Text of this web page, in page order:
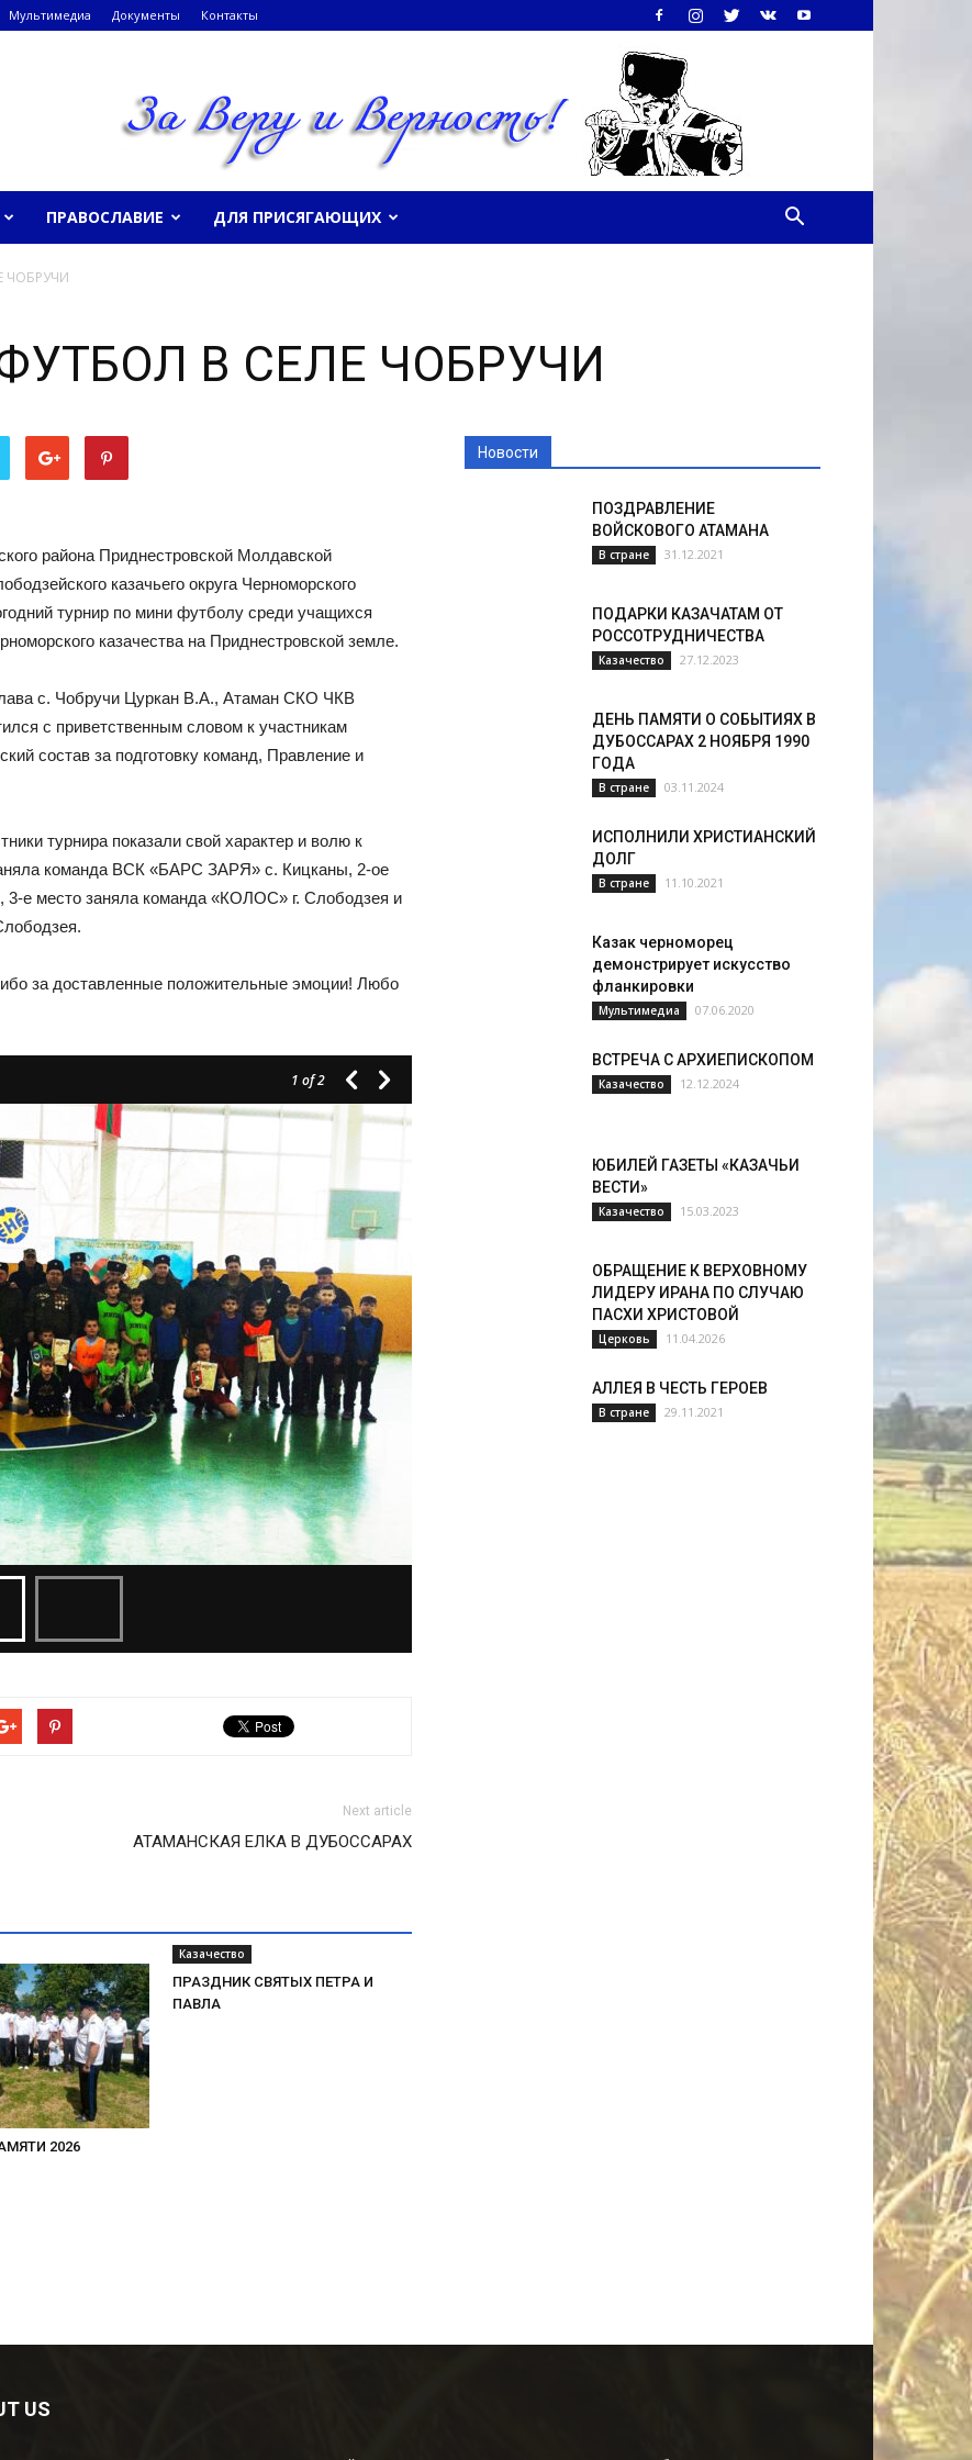
Мультимедиа Документы Контакты
ПРАВОСЛАВИЕ ДЛЯ ПРИСЯГАЮЩИХ
ЧОБРУЧИ
В СЕЛЕ ЧОБРУЧИ
района Приднестровской Молдавской
казачьего округа Черноморского
турнир по мини футболу среди учащихся
казачества на Приднестровской земле.
с. Чобручи Цуркан В.А., Атаман СКО ЧКВ
с приветственным словом к участникам
состав за подготовку команд, Правление и
турнира показали свой характер и волю к
команда ВСК «БАРС ЗАРЯ» с. Кицканы, 2-ое
е место заняла команда «КОЛОС» г. Слободзея и
за доставленные положительные эмоции! Любо
1 of 2
Next article
АТАМАНСКАЯ ЕЛКА В ДУБОССАРАХ
2026
Казачество
ПРАЗДНИК СВЯТЫХ ПЕТРА И
ПАВЛА
Новости
ПОЗДРАВЛЕНИЕ
ВОЙСКОВОГО АТАМАНА
В стране 31.12.2021
ПОДАРКИ КАЗАЧАТАМ ОТ
РОССОТРУДНИЧЕСТВА
Казачество 27.12.2023
ДЕНЬ ПАМЯТИ О СОБЫТИЯХ В
ДУБОССАРАХ 2 НОЯБРЯ 1990
ГОДА
В стране 03.11.2024
ИСПОЛНИЛИ ХРИСТИАНСКИЙ
ДОЛГ
В стране 11.10.2021
Казак черноморец
демонстрирует искусство
фланкировки
Мультимедиа 07.06.2020
ВСТРЕЧА С АРХИЕПИСКОПОМ
Казачество 12.12.2024
ЮБИЛЕЙ ГАЗЕТЫ «КАЗАЧЬИ
ВЕСТИ»
Казачество 15.03.2023
ОБРАЩЕНИЕ К ВЕРХОВНОМУ
ЛИДЕРУ ИРАНА ПО СЛУЧАЮ
ПАСХИ ХРИСТОВОЙ
Церковь 11.04.2026
АЛЛЕЯ В ЧЕСТЬ ГЕРОЕВ
В стране 29.11.2021
US